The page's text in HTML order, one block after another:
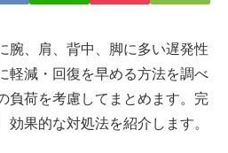
腕、肩、背中、脚に多い遅発性
軽減・回復を早める方法を調べ
負荷を考慮してまとめます。完
効果的な対処法を紹介します。